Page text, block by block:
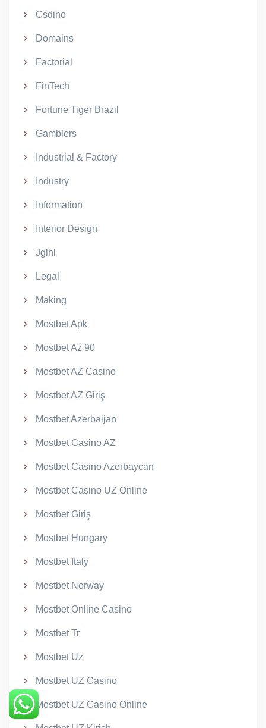
Csdino
Domains
Factorial
FinTech
Fortune Tiger Brazil
Gamblers
Industrial & Factory
Industry
Information
Interior Design
Jglhl
Legal
Making
Mostbet Apk
Mostbet Az 90
Mostbet AZ Casino
Mostbet AZ Giriş
Mostbet Azerbaijan
Mostbet Casino AZ
Mostbet Casino Azerbaycan
Mostbet Casino UZ Online
Mostbet Giriş
Mostbet Hungary
Mostbet Italy
Mostbet Norway
Mostbet Online Casino
Mostbet Tr
Mostbet Uz
Mostbet UZ Casino
Mostbet UZ Casino Online